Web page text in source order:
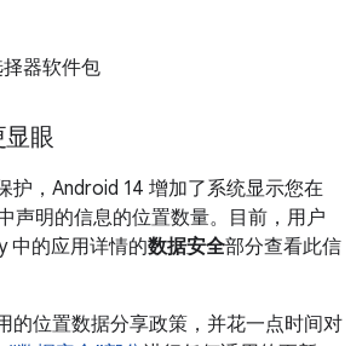
器软件包
眼
护，Android 14 增加了系统显示您在
声明的信息的位置数量。目前，用户
中的应用详情的数据安全部分查看此信
的位置数据分享政策，并花一点时间对